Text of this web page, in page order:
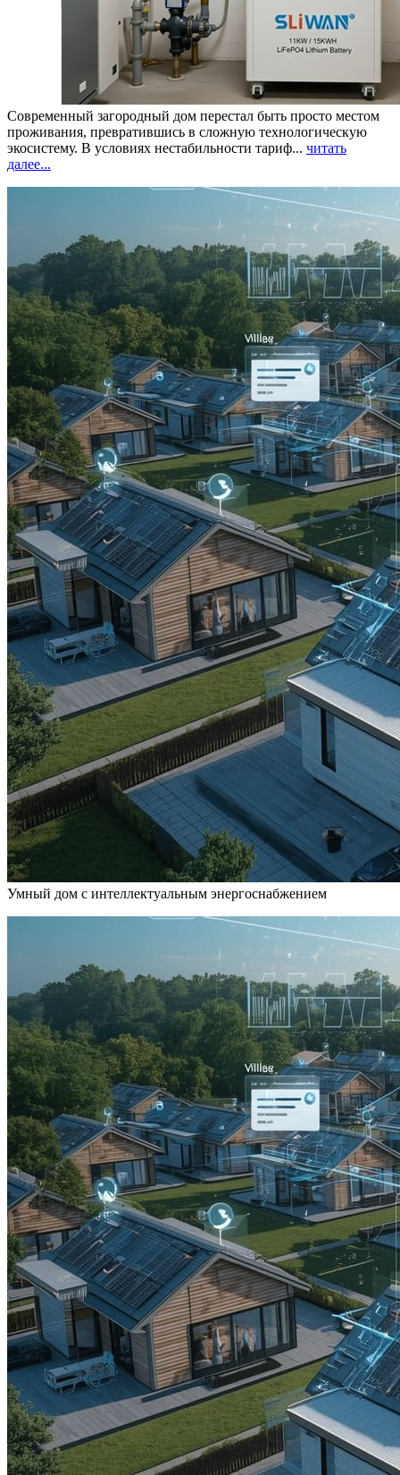
Современный загородный дом перестал быть просто местом
проживания, превратившись в сложную технологическую
экосистему. В условиях нестабильности тариф... читать
далее...
Умный дом с интеллектуальным энергоснабжением